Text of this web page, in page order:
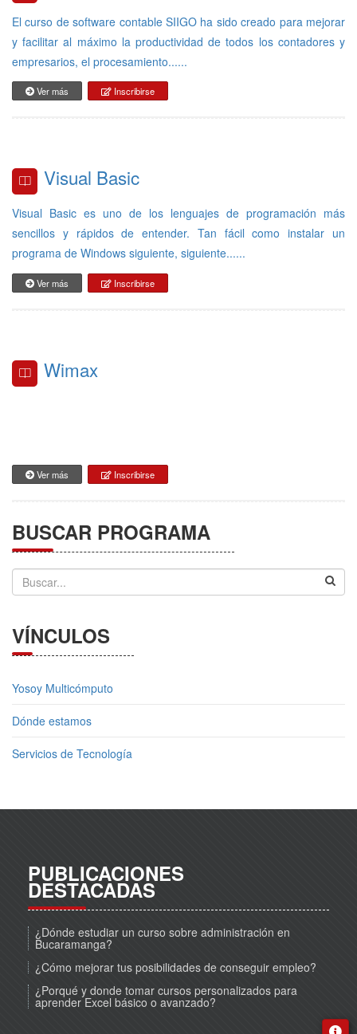
El curso de software contable SIIGO ha sido creado para mejorar
y facilitar al máximo la productividad de todos los contadores y
empresarios, el procesamiento......
Ver más Inscribirse
Visual Basic
Visual Basic es uno de los lenguajes de programación más
sencillos y rápidos de entender. Tan fácil como instalar un
programa de Windows siguiente, siguiente......
Ver más Inscribirse
Wimax
Ver más Inscribirse
BUSCAR PROGRAMA
VÍNCULOS
Yosoy Multicómputo
Dónde estamos
Servicios de Tecnología
PUBLICACIONES
DESTACADAS
¿Dónde estudiar un curso sobre administración en
Bucaramanga?
¿Cómo mejorar tus posibilidades de conseguir empleo?
¿Porqué y donde tomar cursos personalizados para
aprender Excel básico o avanzado?